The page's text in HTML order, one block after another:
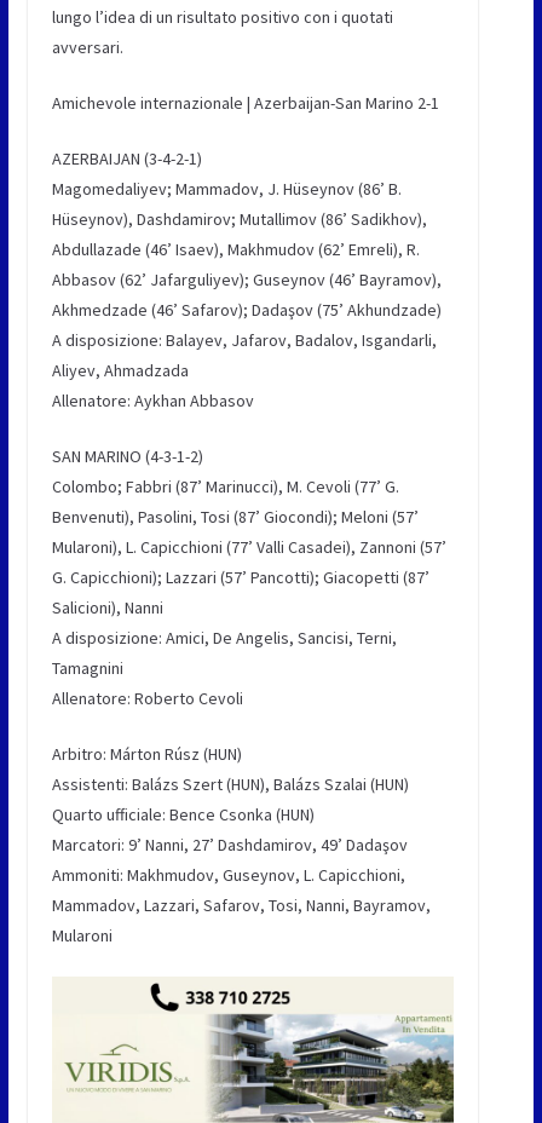
lungo l’idea di un risultato positivo con i quotati
avversari.
Amichevole internazionale | Azerbaijan-San Marino 2-1
AZERBAIJAN (3-4-2-1)
Magomedaliyev; Mammadov, J. Hüseynov (86’ B.
Hüseynov), Dashdamirov; Mutallimov (86’ Sadikhov),
Abdullazade (46’ Isaev), Makhmudov (62’ Emreli), R.
Abbasov (62’ Jafarguliyev); Guseynov (46’ Bayramov),
Akhmedzade (46’ Safarov); Dadaşov (75’ Akhundzade)
A disposizione: Balayev, Jafarov, Badalov, Isgandarli,
Aliyev, Ahmadzada
Allenatore: Aykhan Abbasov
SAN MARINO (4-3-1-2)
Colombo; Fabbri (87’ Marinucci), M. Cevoli (77’ G.
Benvenuti), Pasolini, Tosi (87’ Giocondi); Meloni (57’
Mularoni), L. Capicchioni (77’ Valli Casadei), Zannoni (57’
G. Capicchioni); Lazzari (57’ Pancotti); Giacopetti (87’
Salicioni), Nanni
A disposizione: Amici, De Angelis, Sancisi, Terni,
Tamagnini
Allenatore: Roberto Cevoli
Arbitro: Márton Rúsz (HUN)
Assistenti: Balázs Szert (HUN), Balázs Szalai (HUN)
Quarto ufficiale: Bence Csonka (HUN)
Marcatori: 9’ Nanni, 27’ Dashdamirov, 49’ Dadaşov
Ammoniti: Makhmudov, Guseynov, L. Capicchioni,
Mammadov, Lazzari, Safarov, Tosi, Nanni, Bayramov,
Mularoni